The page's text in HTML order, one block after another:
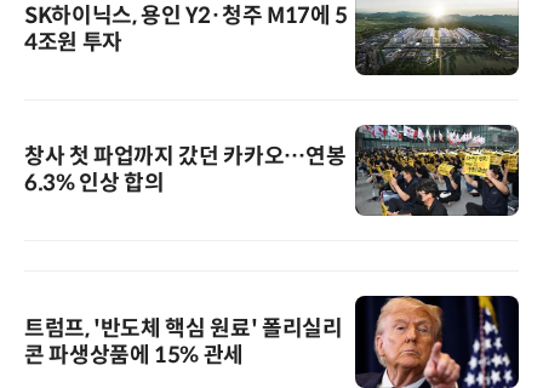
SK하이닉스, 용인 Y2·청주 M17에 5
4조원 투자
창사 첫 파업까지 갔던 카카오…연봉
6.3% 인상 합의
트럼프, '반도체 핵심 원료' 폴리실리
콘 파생상품에 15% 관세